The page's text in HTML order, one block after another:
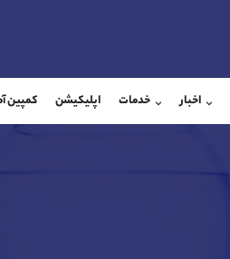
اخبار خدمات اپلیکیشن کمپین